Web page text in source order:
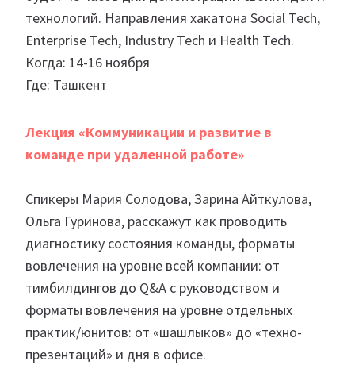
технологий. Направления хакатона Social Tech,
Enterprise Tech, Industry Tech и Health Tech.
Когда: 14-16 ноября
Где: Ташкент
Лекция «Коммуникации и развитие в
команде при удаленной работе»
Спикеры Мария Солодова, Зарина Айткулова,
Ольга Гуринова, расскажут как проводить
диагностику состояния команды, форматы
вовлечения на уровне всей компании: от
тимбилдингов до Q&A с руководством и
форматы вовлечения на уровне отдельных
практик/юнитов: от «шашлыков» до «техно-
презентаций» и дня в офисе.